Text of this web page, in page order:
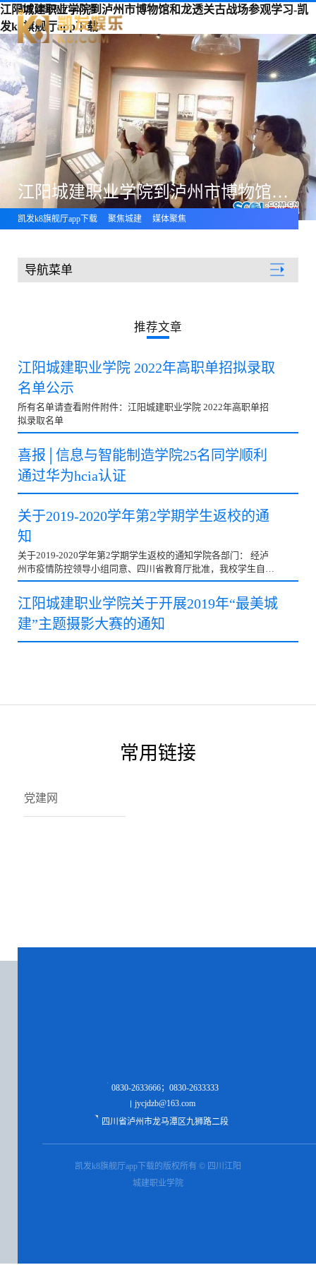
江阳城建职业学院到泸州市博物馆和龙透关古战场参观学习-凯
发k8旗舰厅app下载
凯发k8旗舰厅app下载
江阳城建职业学院到泸州市博物馆和龙透关古战场参观学习
凯发k8旗舰厅app下载 聚焦城建 媒体聚焦
导航菜单
推荐文章
江阳城建职业学院 2022年高职单招拟录取
名单公示
所有名单请查看附件附件：江阳城建职业学院 2022年高职单招
拟录取名单
喜报│信息与智能制造学院25名同学顺利
通过华为hcia认证
关于2019-2020学年第2学期学生返校的通
知
关于2019-2020学年第2学期学生返校的通知学院各部门： 经泸
州市疫情防控领导小组同意、四川省教育厅批准，我校学生自
2020年5月15日至17日分批次、分时间、错时错峰有序返...
江阳城建职业学院关于开展2019年“最美城
建”主题摄影大赛的通知
常用链接
党建网
0830-2633666；0830-2633333
jycjdzb@163.com
四川省泸州市龙马潭区九狮路二段
凯发k8旗舰厅app下载的版权所有 © 四川江阳
城建职业学院